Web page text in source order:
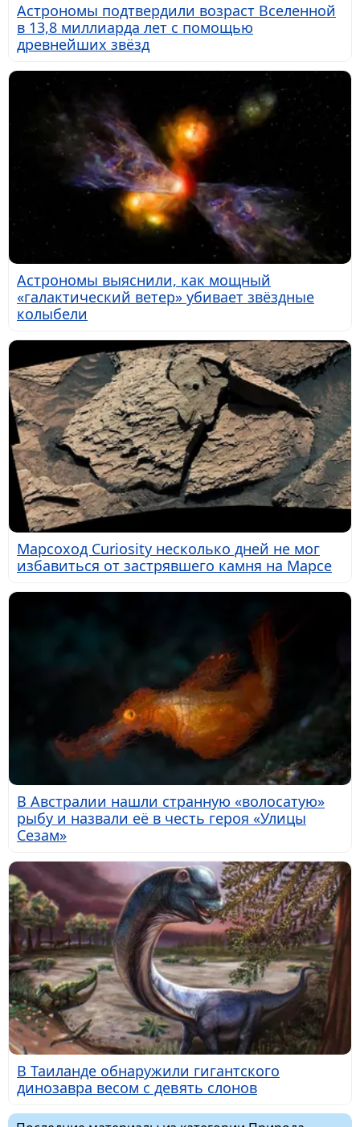
Астрономы подтвердили возраст Вселенной
в 13,8 миллиарда лет с помощью
древнейших звёзд
Астрономы выяснили, как мощный
«галактический ветер» убивает звёздные
колыбели
Марсоход Curiosity несколько дней не мог
избавиться от застрявшего камня на Марсе
В Австралии нашли странную «волосатую»
рыбу и назвали её в честь героя «Улицы
Сезам»
В Таиланде обнаружили гигантского
динозавра весом с девять слонов